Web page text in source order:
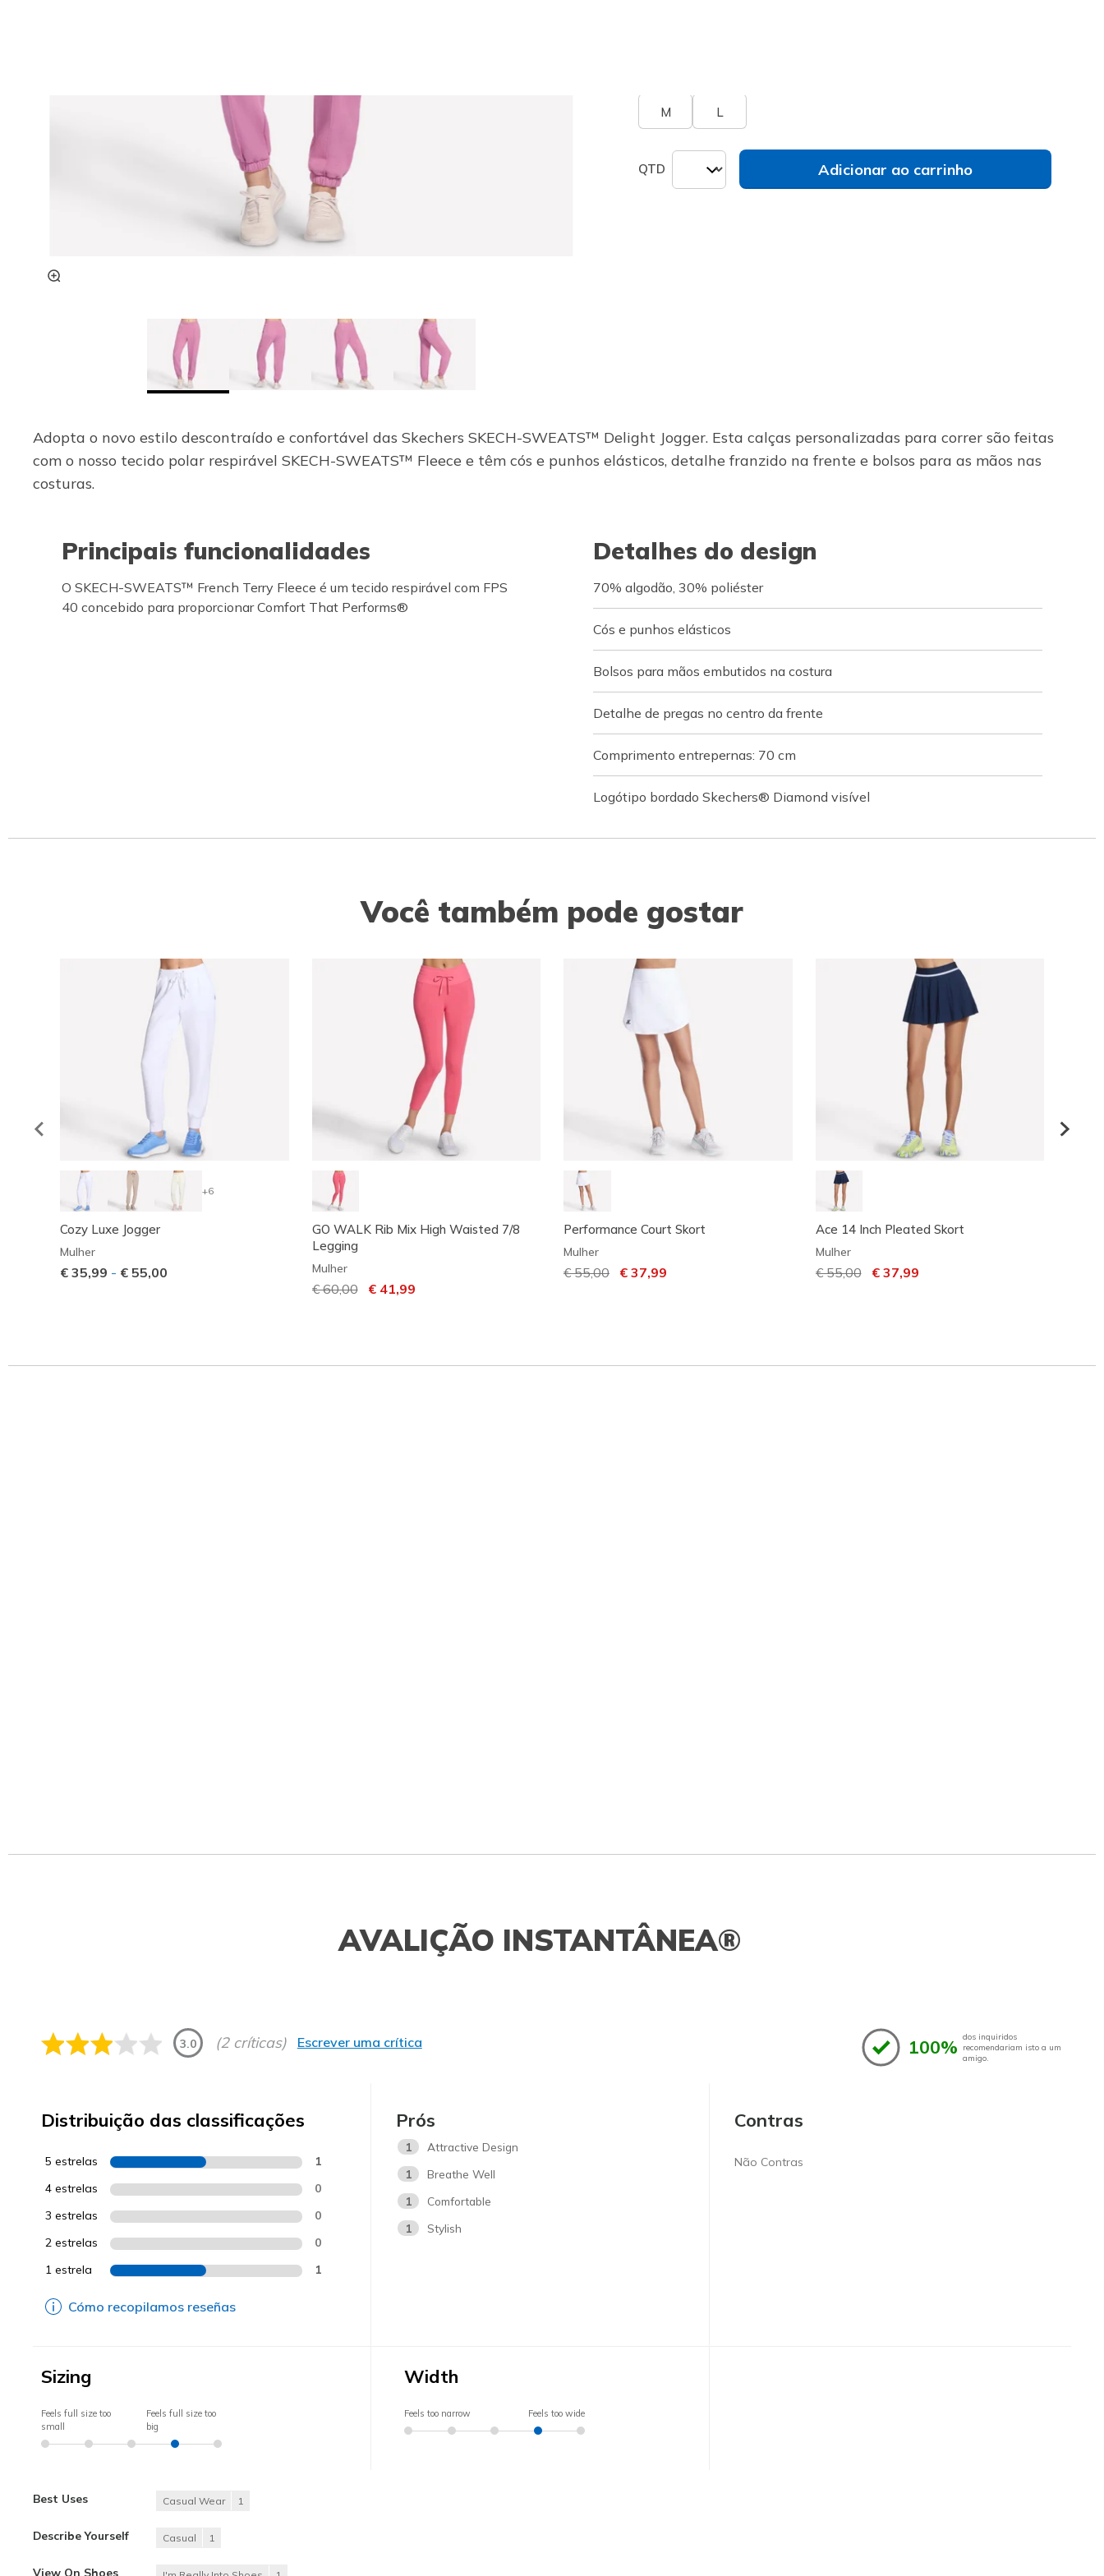
M L
QTD Adicionar ao carrinho
Adopta o novo estilo descontraído e confortável das Skechers SKECH-SWEATS™ Delight Jogger. Esta calças personalizadas para correr são feitas
com o nosso tecido polar respirável SKECH-SWEATS™ Fleece e têm cós e punhos elásticos, detalhe franzido na frente e bolsos para as mãos nas
costuras.
Principais funcionalidades
O SKECH-SWEATS™ French Terry Fleece é um tecido respirável com FPS
40 concebido para proporcionar Comfort That Performs®
Detalhes do design
70% algodão, 30% poliéster
Cós e punhos elásticos
Bolsos para mãos embutidos na costura
Detalhe de pregas no centro da frente
Comprimento entrepernas: 70 cm
Logótipo bordado Skechers® Diamond visível
Você também pode gostar
+6
Cozy Luxe Jogger
Mulher
€ 35,99 - € 55,00
GO WALK Rib Mix High Waisted 7/8
Legging
Mulher
Preço com desconto de
€ 60,00para
€ 41,99
Performance Court Skort
Mulher
Preço com desconto de
€ 55,00 para
€ 37,99
Ace 14 Inch Pleated Skort
Mulher
Preço com desconto de
€ 55,00para
€ 37,99
AVALIÇÃO INSTANTÂNEA®
3.0 (2 críticas) Escrever uma crítica 100% dos inquiridos
recomendariam isto a um
amigo.
Distribuição das classificações
5 estrelas 1
4 estrelas 0
3 estrelas 0
2 estrelas 0
1 estrela 1
Cómo recopilamos reseñas
Prós
1
Attractive Design
1
Breathe Well
1
Comfortable
1
Stylish
Contras
Não Contras
Sizing
Feels full size too
small
Feels full size too
big
Width
Feels too narrow Feels too wide
Best Uses Casual Wear 1
Describe Yourself Casual 1
View On Shoes